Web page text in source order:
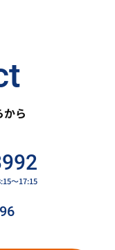
ら
～17:15